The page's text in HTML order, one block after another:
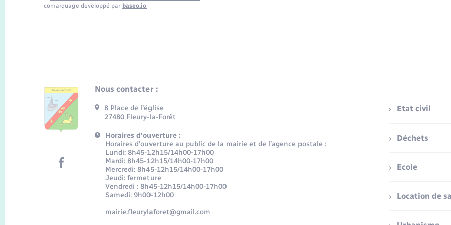
comarquage developpé par baseo.io
Nous contacter :
8 Place de l’église
27480 Fleury-la-Forêt
Horaires d'ouverture :
Horaires d’ouverture au public de la mairie et de l’agence postale :
Lundi: 8h45-12h15/14h00-17h00
Mardi: 8h45-12h15/14h00-17h00
Mercredi: 8h45-12h15/14h00-17h00
Jeudi: fermeture
Vendredi : 8h45-12h15/14h00-17h00
Samedi: 9h00-12h00
mairie.fleurylaforet@gmail.com
Etat civil
Déchets
Ecole
Location de